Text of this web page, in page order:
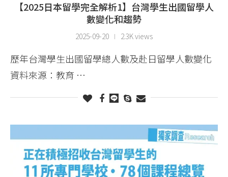
【2025日本留學完全解析1】台灣學生出國留學人
數變化和趨勢
2025-09-20 2.3K views
歷年台灣學生出國留學總人數及赴日留學人數變化
資料來源：教育 …